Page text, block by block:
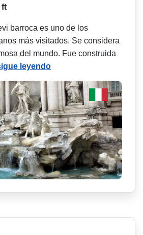
ft
barroca es uno de los
más visitados. Se considera
del mundo. Fue construida
leyendo